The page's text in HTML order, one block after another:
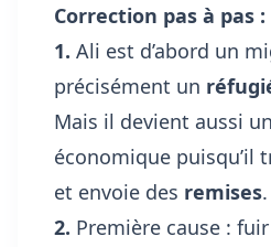
Correction pas à pas :
1. Ali est d’abord un
précisément un
Mais il devient aussi
économique puisqu’il
et envoie des remises.
2. Première cause :